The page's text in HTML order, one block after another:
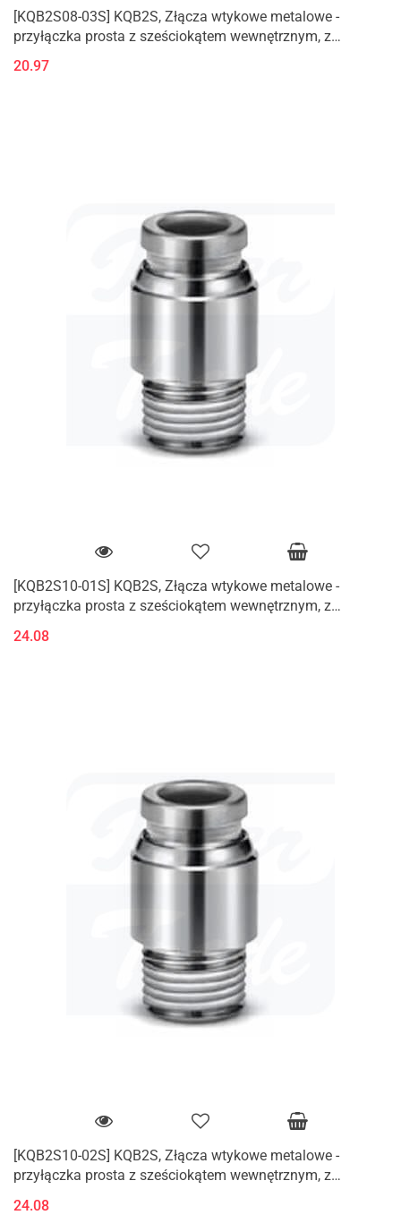
[KQB2S08-03S] KQB2S, Złącza wtykowe metalowe -
przyłączka prosta z sześciokątem wewnętrznym, z
20.97
[KQB2S10-01S] KQB2S, Złącza wtykowe metalowe -
przyłączka prosta z sześciokątem wewnętrznym, z
24.08
[KQB2S10-02S] KQB2S, Złącza wtykowe metalowe -
przyłączka prosta z sześciokątem wewnętrznym, z
24.08